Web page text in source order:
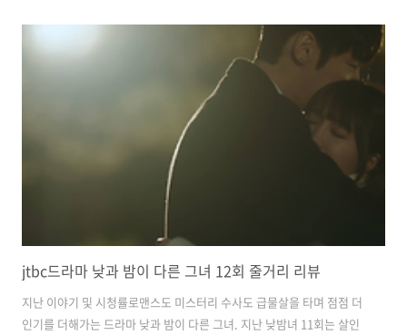
주시기 바랍니다. 어제(28일) 방송된 jtbc드라마 '낮과 밤이 다른 그녀'
14회는 전국 가구 평균 시청률 8.3%, 수도권 가구 평균 시청률 8.3%를
기록하며 일요일 전체 시청률 1위에 올랐습니다. 그럼 낮과 밤이 다른 그
녀 14회 리뷰 시작하겠습니다. 2024.07.28 - [방송리뷰] - jtbc드라마 낮
과 밤이 다른 그녀 13회 줄거리 리뷰 jt..
jtbc드라마 낮과 밤이 다른 그녀 12회 줄거리 리뷰
지난 이야기 및 시청률로맨스도 미스터리 수사도 급물살을 타며 점점 더
인기를 더해가는 드라마 낮과 밤이 다른 그녀. 지난 낮밤녀 11회는 살인